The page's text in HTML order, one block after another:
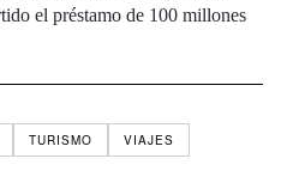
el préstamo de 100 millones
TURISMO VIAJES